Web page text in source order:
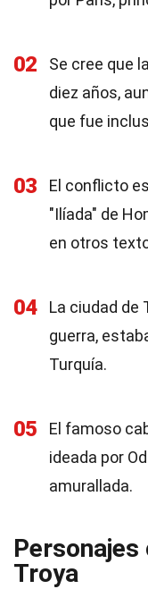
02
Se cree que
diez años,
que fue
03
El conflicto
"Ilíada" de
en otros
04
La ciudad de
guerra,
Turquía.
05
El famoso
ideada por
amurallada.
Personajes
Troya